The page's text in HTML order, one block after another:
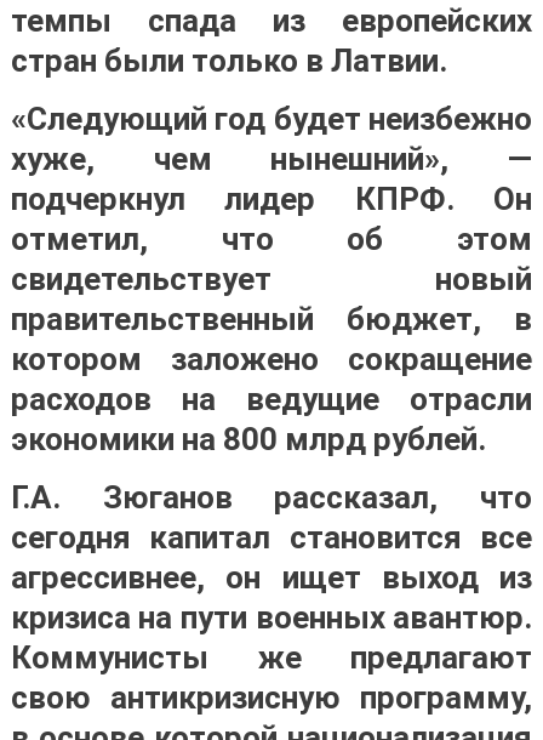
темпы спада из европейских
стран были только в Латвии.
«Следующий год будет неизбежно
хуже, чем нынешний», —
подчеркнул лидер КПРФ. Он
отметил, что об этом
свидетельствует новый
правительственный бюджет, в
котором заложено сокращение
расходов на ведущие отрасли
экономики на 800 млрд рублей.
Г.А. Зюганов рассказал, что
сегодня капитал становится все
агрессивнее, он ищет выход из
кризиса на пути военных авантюр.
Коммунисты же предлагают
свою антикризисную программу,